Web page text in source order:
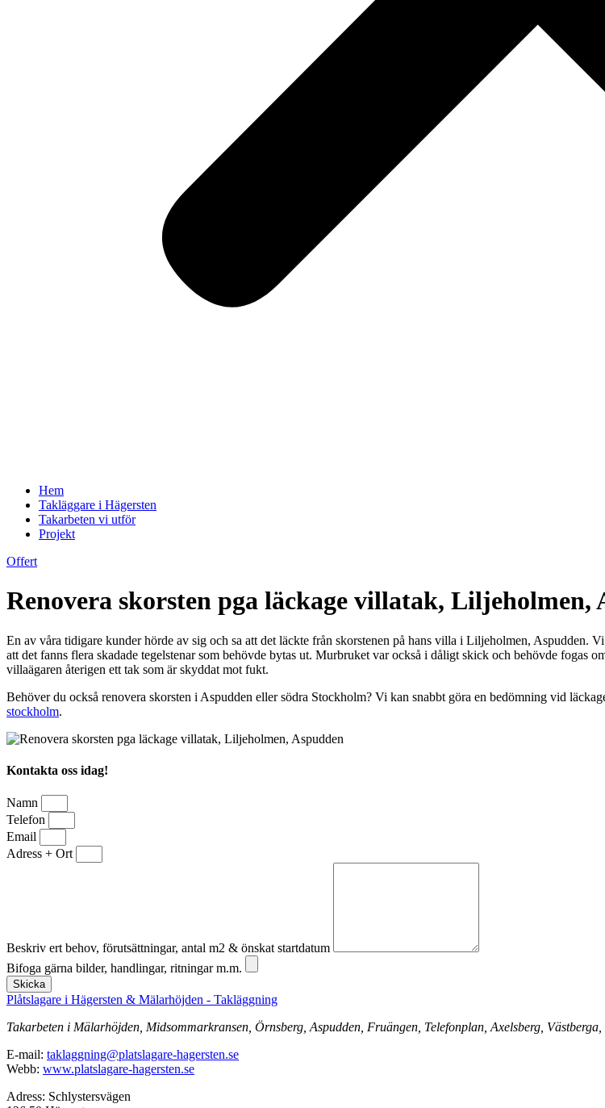
Hem
Takläggare i Hägersten
Takarbeten vi utför
Projekt
Offert
Renovera skorsten pga läckage villatak, Liljeholmen,
En av våra tidigare kunder hörde av sig och sa att det läckte från skorstenen på hans villa i Liljeholmen, Aspudden.
att det fanns flera skadade tegelstenar som behövde bytas ut. Murbruket var också i dåligt skick och behövde fogas
villaägaren återigen ett tak som är skyddat mot fukt.
Behöver du också renovera skorsten i Aspudden eller södra Stockholm? Vi kan snabbt göra en bedömning vid
stockholm.
Kontakta oss idag!
Namn
Telefon
Email
Adress + Ort
Beskriv ert behov, förutsättningar, antal m2 & önskat startdatum
Bifoga gärna bilder, handlingar, ritningar m.m.
Skicka
Plåtslagare i Hägersten & Mälarhöjden - Takläggning
Takarbeten i Mälarhöjden, Midsommarkransen, Örnsberg, Aspudden, Fruängen, Telefonplan, Axelsberg,
E-mail: taklaggning@platslagare-hagersten.se
Webb: www.platslagare-hagersten.se
Adress: Schlystersvägen